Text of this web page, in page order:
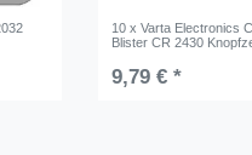
10 x Varta Electronics
Blister CR 2430
9,79 € *